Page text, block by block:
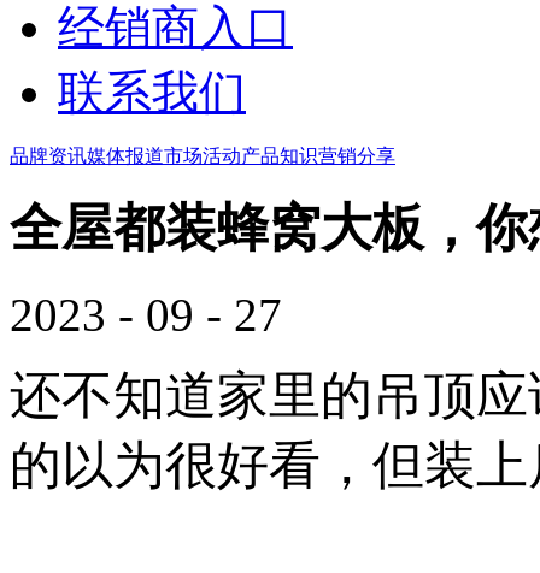
经销商入口
联系我们
品牌资讯媒体报道市场活动产品知识营销分享
全屋都装蜂窝大板，
2023 - 09 - 27
还不知道家里的吊顶
的以为很好看，但装